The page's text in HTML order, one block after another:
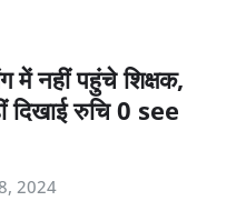
नहीं पहुंचे शिक्षक,
रुचि 0 see
2024